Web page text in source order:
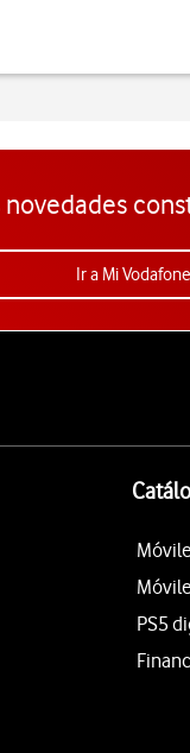
Ir a Mi Vodafone
PS5